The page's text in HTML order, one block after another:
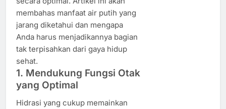
membahas manfaat air putih yang
jarang diketahui dan mengapa
Anda harus menjadikannya bagian
tak terpisahkan dari gaya hidup
sehat.
1. Mendukung Fungsi Otak
yang Optimal
Hidrasi yang cukup memainkan